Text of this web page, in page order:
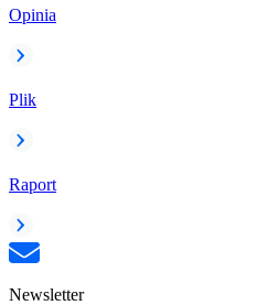
Opinia
Plik
Raport
Newsletter